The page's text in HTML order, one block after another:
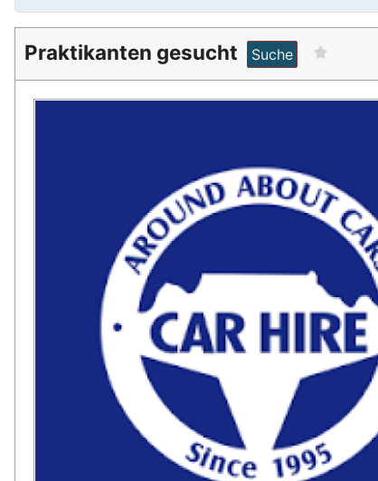
Praktikanten gesucht Suche